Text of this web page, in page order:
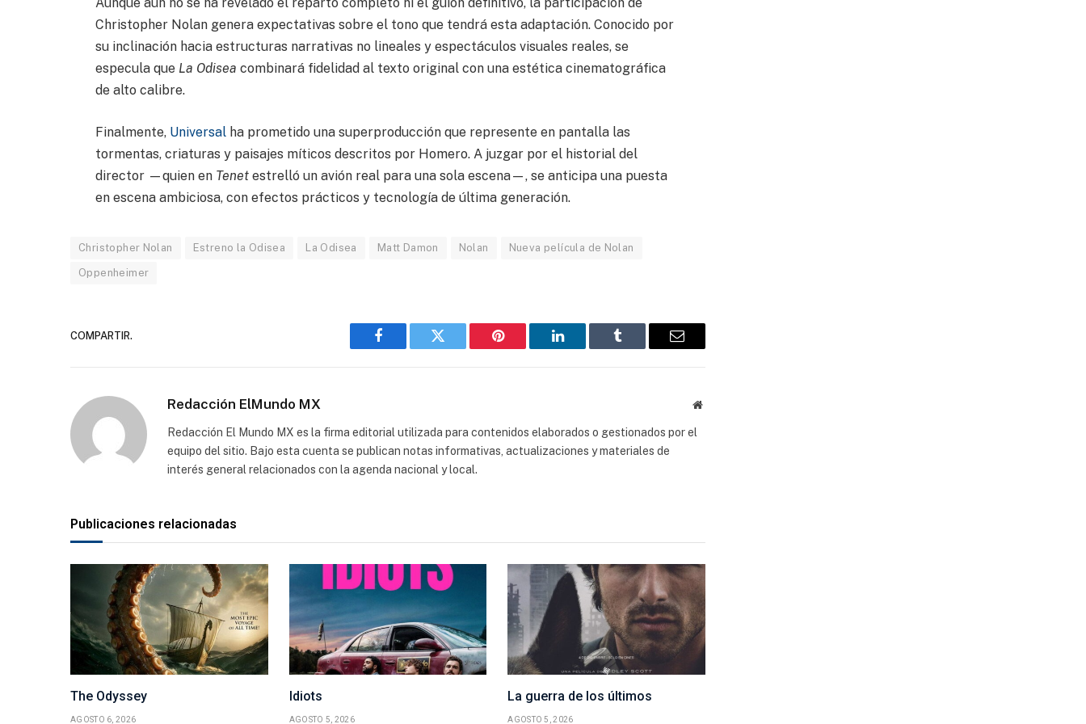
Christopher Nolan genera expectativas sobre el tono que tendrá esta adaptación. Conocido por
su inclinación hacia estructuras narrativas no lineales y espectáculos visuales reales, se
especula que La Odisea combinará fidelidad al texto original con una estética cinematográfica
de alto calibre.
Finalmente, Universalha prometido una superproducción que represente en pantalla las
tormentas, criaturas y paisajes míticos descritos por Homero. A juzgar por el historial del
director —quien en Tenetestrelló un avión real para una sola escena—, se anticipa una puesta
en escena ambiciosa, con efectos prácticos y tecnología de última generación.
Christopher Nolan Estreno la Odisea La Odisea Matt Damon Nolan Nueva película de Nolan
Oppenheimer
COMPARTIR.
Facebook Gorjeo Pinterest LinkedIn Tumblr
Correo
Redacción ElMundo MX
Sitio
Redacción El Mundo MX es la firma editorial utilizada para contenidos elaborados o gestionados por el
equipo del sitio. Bajo esta cuenta se publican notas informativas, actualizaciones y materiales de
interés general relacionados con la agenda nacional y local.
Publicaciones relacionadas
The Odyssey
AGOSTO 6, 2026
Idiots
AGOSTO 5, 2026
La guerra de los últimos
AGOSTO 5, 2026